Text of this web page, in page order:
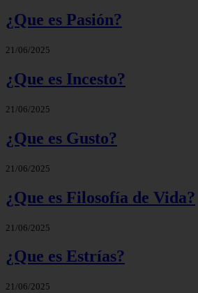
¿Que es Pasión?
21/06/2025
¿Que es Incesto?
21/06/2025
¿Que es Gusto?
21/06/2025
¿Que es Filosofía de Vida?
21/06/2025
¿Que es Estrías?
21/06/2025